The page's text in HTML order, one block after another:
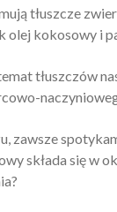
tłuszcze
olej kokosowy i
tłuszczów
zawsze
składa się w